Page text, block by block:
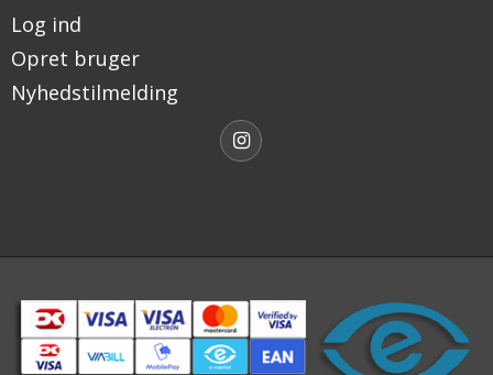
Log ind
Opret bruger
Nyhedstilmelding